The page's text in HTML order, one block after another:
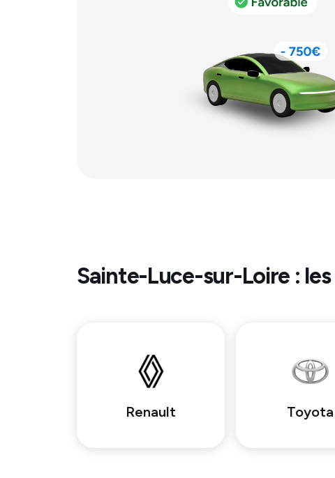
Sainte-Luce-sur-Loire :
Renault Toyota